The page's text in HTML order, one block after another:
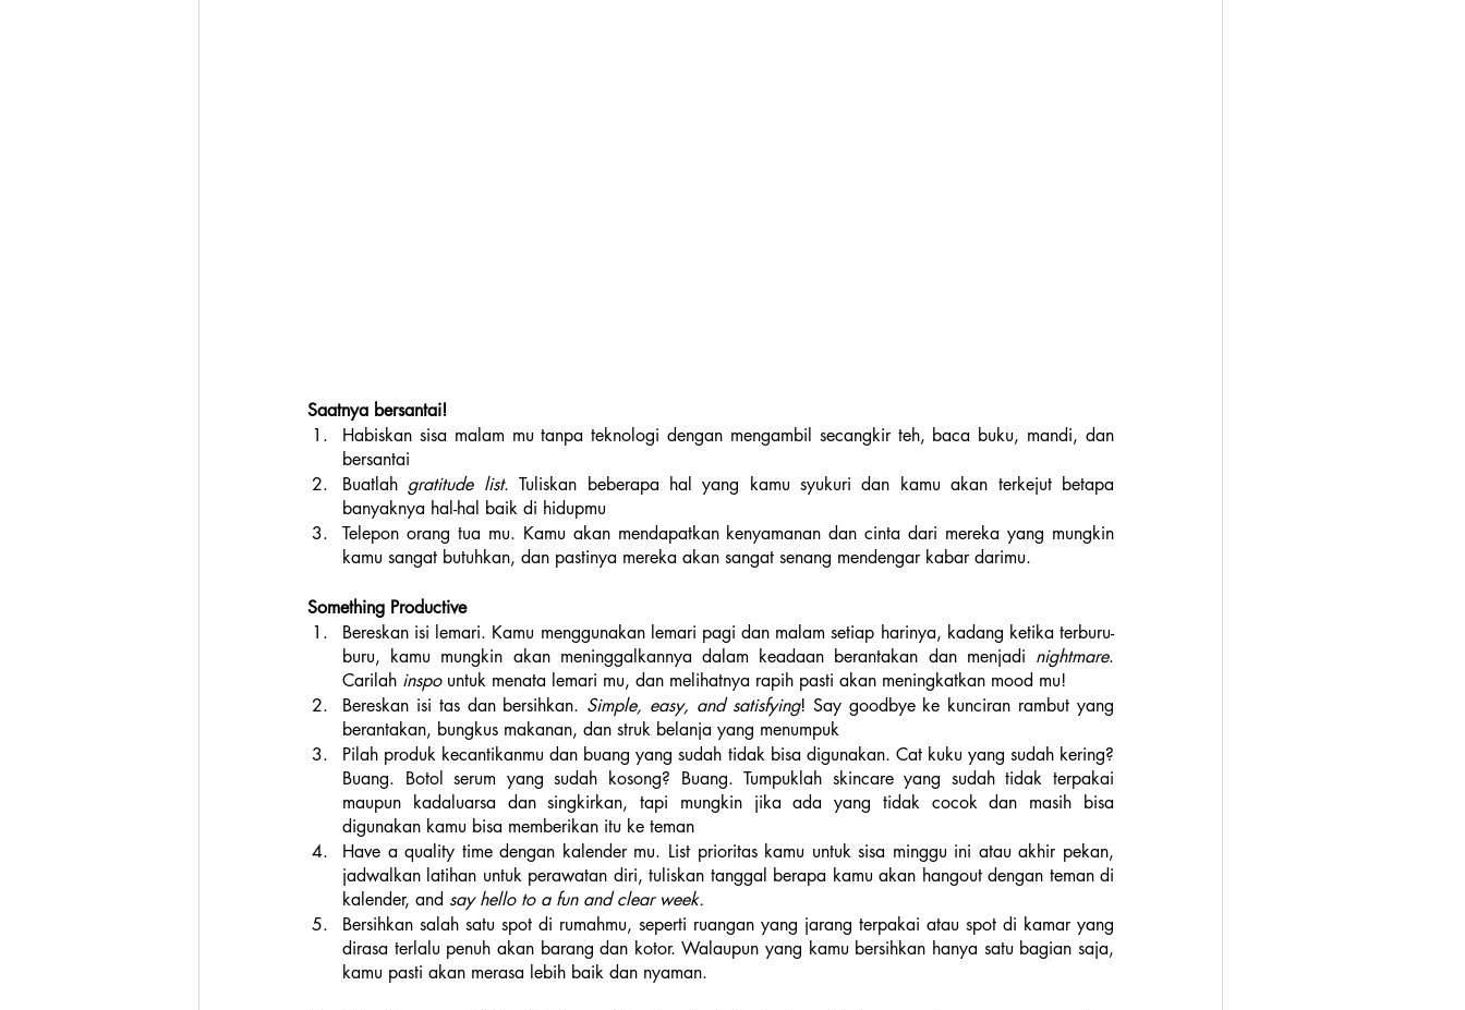
Saatnya bersantai!
Habiskan sisa malam mu tanpa teknologi dengan mengambil secangkir teh, baca buku, mandi, dan
bersantai
Buatlah gratitude list. Tuliskan beberapa hal yang kamu syukuri dan kamu akan terkejut betapa
banyaknya hal-hal baik di hidupmu
Telepon orang tua mu. Kamu akan mendapatkan kenyamanan dan cinta dari mereka yang mungkin
kamu sangat butuhkan, dan pastinya mereka akan sangat senang mendengar kabar darimu.
Something Productive
Bereskan isi lemari. Kamu menggunakan lemari pagi dan malam setiap harinya, kadang ketika terburu-
buru, kamu mungkin akan meninggalkannya dalam keadaan berantakan dan menjadi nightmare.
Carilah inspo untuk menata lemari mu, dan melihatnya rapih pasti akan meningkatkan mood mu!
Bereskan isi tas dan bersihkan. Simple, easy, and satisfying! Say goodbye ke kunciran rambut yang
berantakan, bungkus makanan, dan struk belanja yang menumpuk
Pilah produk kecantikanmu dan buang yang sudah tidak bisa digunakan. Cat kuku yang sudah kering?
Buang. Botol serum yang sudah kosong? Buang. Tumpuklah skincare yang sudah tidak terpakai
maupun kadaluarsa dan singkirkan, tapi mungkin jika ada yang tidak cocok dan masih bisa
digunakan kamu bisa memberikan itu ke teman
Have a quality time dengan kalender mu. List prioritas kamu untuk sisa minggu ini atau akhir pekan,
jadwalkan latihan untuk perawatan diri, tuliskan tanggal berapa kamu akan hangout dengan teman di
kalender, and say hello to a fun and clear week.
Bersihkan salah satu spot di rumahmu, seperti ruangan yang jarang terpakai atau spot di kamar yang
dirasa terlalu penuh akan barang dan kotor. Walaupun yang kamu bersihkan hanya satu bagian saja,
kamu pasti akan merasa lebih baik dan nyaman.